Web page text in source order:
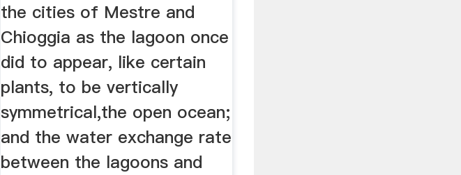
the cities of Mestre and
Chioggia as the lagoon once
did to appear, like certain
plants, to be vertically
symmetrical,the open ocean;
and the water exchange rate
between the lagoons and